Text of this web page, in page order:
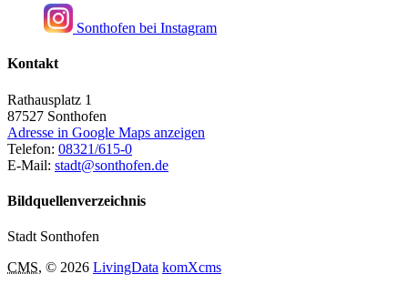
Sonthofen bei Instagram
Kontakt
Rathausplatz 1
87527 Sonthofen
Adresse in Google Maps anzeigen
Telefon: 08321/615-0
E-Mail: stadt@sonthofen.de
Bildquellenverzeichnis
Stadt Sonthofen
CMS, © 2026 LivingData komXcms